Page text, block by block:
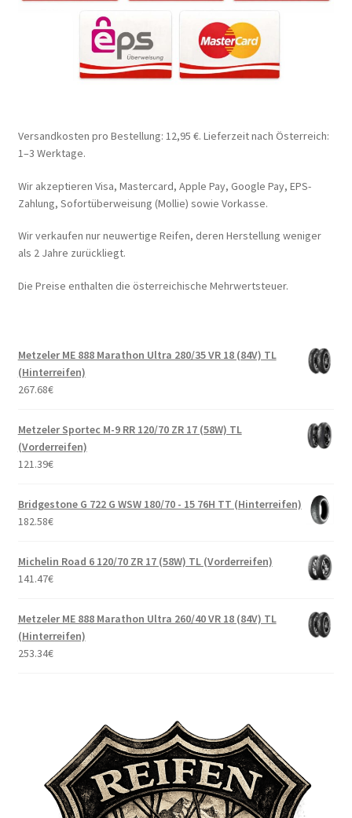
Versandkosten pro Bestellung: 12,95 €. Lieferzeit nach Österreich:
1–3 Werktage.
Wir akzeptieren Visa, Mastercard, Apple Pay, Google Pay, EPS-
Zahlung, Sofortüberweisung (Mollie) sowie Vorkasse.
Wir verkaufen nur neuwertige Reifen, deren Herstellung weniger
als 2 Jahre zurückliegt.
Die Preise enthalten die österreichische Mehrwertsteuer.
Metzeler ME 888 Marathon Ultra 280/35 VR 18 (84V) TL
(Hinterreifen)
267.68€
Metzeler Sportec M-9 RR 120/70 ZR 17 (58W) TL
(Vorderreifen)
121.39€
Bridgestone G 722 G WSW 180/70 - 15 76H TT (Hinterreifen)
182.58€
Michelin Road 6 120/70 ZR 17 (58W) TL (Vorderreifen)
141.47€
Metzeler ME 888 Marathon Ultra 260/40 VR 18 (84V) TL
(Hinterreifen)
253.34€